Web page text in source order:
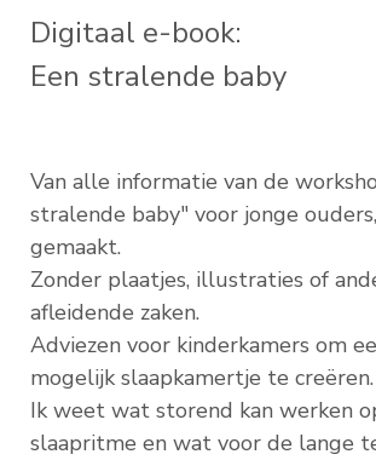
Digitaal e-book:
Een stralende baby
Van alle informatie van de
stralende baby" voor jonge
gemaakt.
Zonder plaatjes, illustraties of
afleidende zaken.
Adviezen voor kinderkamers om
mogelijk slaapkamertje te creëren.
Ik weet wat storend kan werken
slaapritme en wat voor de lange